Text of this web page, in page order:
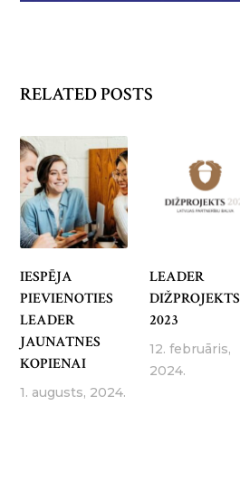
RELATED POSTS
IESPĒJA
PIEVIENOTIES
LEADER
JAUNATNES
KOPIENAI
1. augusts, 2024.
LEADER
DIŽPROJEKTS
2023
12. februāris,
2024.